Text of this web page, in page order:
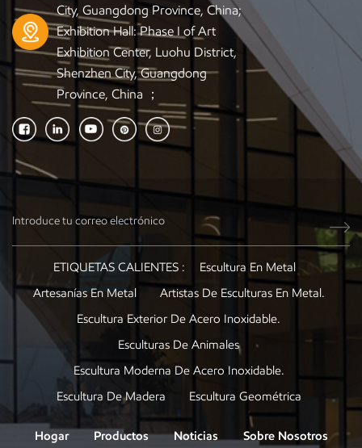
City, Guangdong Province, China;
Exhibition Hall: Phase I of Art
Exhibition Center, Luohu District,
Shenzhen City, Guangdong
Province, China ；
ETIQUETAS CALIENTES :
Escultura En Metal
Artesanías En Metal
Artistas De Esculturas En Metal.
Escultura Exterior De Acero Inoxidable.
Esculturas De Animales
Escultura Moderna De Acero Inoxidable.
Escultura De Madera
Escultura Geométrica
Hogar Productos Noticias Sobre Nosotros